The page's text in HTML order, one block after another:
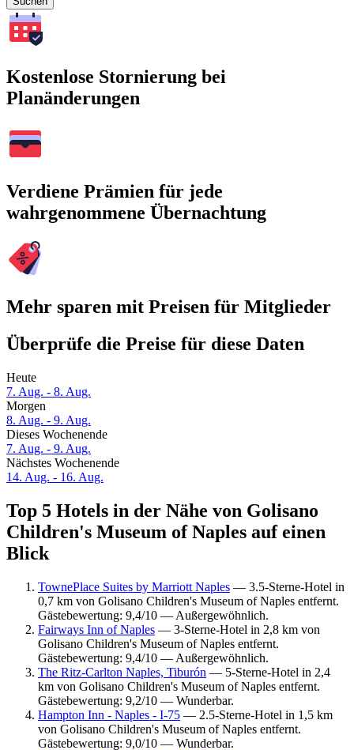
Kostenlose Stornierung bei
Planänderungen
Verdiene Prämien für jede
wahrgenommene Übernachtung
Mehr sparen mit Preisen für Mitglieder
Überprüfe die Preise für diese Daten
Heute
7. Aug. - 8. Aug.
Morgen
8. Aug. - 9. Aug.
Dieses Wochenende
7. Aug. - 9. Aug.
Nächstes Wochenende
14. Aug. - 16. Aug.
Top 5 Hotels in der Nähe von Golisano
Children's Museum of Naples auf einen
Blick
TownePlace Suites by Marriott Naples — 3.5-Sterne-Hotel in
0,7 km von Golisano Children's Museum of Naples entfernt.
Gästebewertung: 9,4/10 — Außergewöhnlich.
Fairways Inn of Naples — 3-Sterne-Hotel in 2,8 km von
Golisano Children's Museum of Naples entfernt.
Gästebewertung: 9,4/10 — Außergewöhnlich.
The Ritz-Carlton Naples, Tiburón — 5-Sterne-Hotel in 2,4
km von Golisano Children's Museum of Naples entfernt.
Gästebewertung: 9,2/10 — Wunderbar.
Hampton Inn - Naples - I-75 — 2.5-Sterne-Hotel in 1,5 km
von Golisano Children's Museum of Naples entfernt.
Gästebewertung: 9,0/10 — Wunderbar.